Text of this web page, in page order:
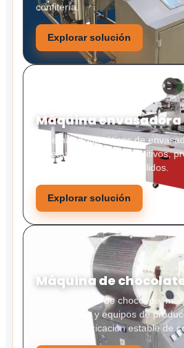
confitería.
Explorar solución
Máquina
Sistemas automáticos de
galletas, caramelos, aperitivos,
panadería y alimentos sólidos.
Explorar solución
Máquina de
Procesamiento de chocolate,
de chocolate y equipos de
para una fabricación estable de